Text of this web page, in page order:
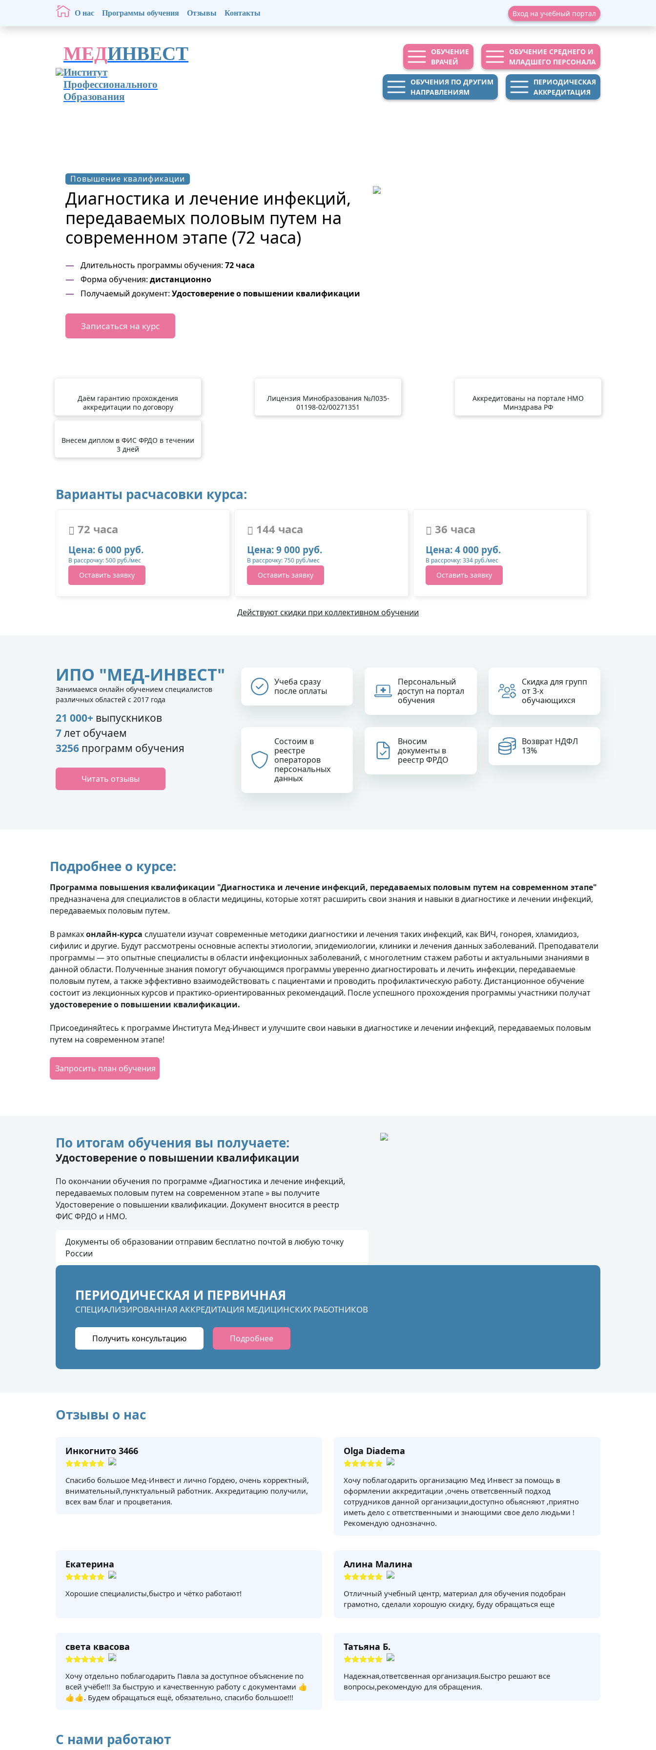
О нас Программы обучения Отзывы Контакты Вход на учебный портал
МЕДИНВЕСТ
Институт
Профессионального
Образования
ОБУЧЕНИЕ
ВРАЧЕЙ
ОБУЧЕНИЕ СРЕДНЕГО И
МЛАДШЕГО ПЕРСОНАЛА
ОБУЧЕНИЯ ПО ДРУГИМ
НАПРАВЛЕНИЯМ
ПЕРИОДИЧЕСКАЯ
АККРЕДИТАЦИЯ
Повышение квалификации
Диагностика и лечение инфекций,
передаваемых половым путем на
современном этапе (72 часа)
Длительность программы обучения: 72 часа
Форма обучения: дистанционно
Получаемый документ: Удостоверение о повышении квалификации
Записаться на курс
Даём гарантию прохождения
аккредитации по договору
Лицензия Минобразования №Л035-
01198-02/00271351
Аккредитованы на портале НМО
Минздрава РФ
Внесем диплом в ФИС ФРДО в течении
3 дней
Варианты расчасовки курса:
72 часа
Цена: 6 000 руб.
В рассрочку: 500 руб./мес
Оставить заявку
144 часа
Цена: 9 000 руб.
В рассрочку: 750 руб./мес
Оставить заявку
36 часа
Цена: 4 000 руб.
В рассрочку: 334 руб./мес
Оставить заявку
Действуют скидки при коллективном обучении
ИПО "МЕД-ИНВЕСТ"
Занимаемся онлайн обучением специалистов
различных областей с 2017 года
21 000+ выпускников
7лет обучаем
3256 программ обучения
Читать отзывы
Учеба сразу
после оплаты
Персональный
доступ на портал
обучения
Скидка для групп
от 3-х
обучающихся
Состоим в
реестре
операторов
персональных
данных
Вносим
документы в
реестр ФРДО
Возврат НДФЛ
13%
Подробнее о курсе:
Программа повышения квалификации "Диагностика и лечение инфекций, передаваемых половым путем на современном этапе"
предназначена для специалистов в области медицины, которые хотят расширить свои знания и навыки в диагностике и лечении инфекций,
передаваемых половым путем.
В рамкахонлайн-курса слушатели изучат современные методики диагностики и лечения таких инфекций, как ВИЧ, гонорея, хламидиоз,
сифилис и другие. Будут рассмотрены основные аспекты этиологии, эпидемиологии, клиники и лечения данных заболеваний. Преподаватели
программы — это опытные специалисты в области инфекционных заболеваний, с многолетним стажем работы и актуальными знаниями в
данной области. Полученные знания помогут обучающимся программы уверенно диагностировать и лечить инфекции, передаваемые
половым путем, а также эффективно взаимодействовать с пациентами и проводить профилактическую работу. Дистанционное обучение
состоит из лекционных курсов и практико-ориентированных рекомендаций. После успешного прохождения программы участники получат
удостоверение о повышении квалификации.
Присоединяйтесь к программе Института Мед-Инвест и улучшите свои навыки в диагностике и лечении инфекций, передаваемых половым
путем на современном этапе!
Запросить план обучения
По итогам обучения вы получаете:
Удостоверение о повышении квалификации
По окончании обучения по программе «Диагностика и лечение инфекций,
передаваемых половым путем на современном этапе » вы получите
Удостоверение о повышении квалификации. Документ вносится в реестр
ФИС ФРДО и НМО.
Документы об образовании отправим бесплатно почтой в любую точку
России
ПЕРИОДИЧЕСКАЯ И ПЕРВИЧНАЯ
СПЕЦИАЛИЗИРОВАННАЯ АККРЕДИТАЦИЯ МЕДИЦИНСКИХ РАБОТНИКОВ
Получить консультацию Подробнее
Отзывы о нас
Инкогнито 3466
Спасибо большое Мед-Инвест и лично Гордею, очень корректный,
внимательный,пунктуальный работник. Аккредитацию получили,
всех вам благ и процветания.
Olga Diadema
Хочу поблагодарить организацию Мед Инвест за помощь в
оформлении аккредитации ,очень ответсвенный подход
сотрудников данной организации,доступно обьясняют ,приятно
иметь дело с ответственными и знающими свое дело людьми !
Рекомендую однозначно.
Екатерина
Хорошие специалисты,быстро и чётко работают!
Алина Малина
Отличный учебный центр, материал для обучения подобран
грамотно, сделали хорошую скидку, буду обращаться еще
света квасова
Хочу отдельно поблагодарить Павла за доступное объяснение по
всей учёбе!!! За быструю и качественную работу с документами 👍
👍👍. Будем обращаться ещё, обязательно, спасибо большое!!!
Татьяна Б.
Надежная,ответсвенная организация.Быстро решают все
вопросы,рекомендую для обращения.
С нами работают